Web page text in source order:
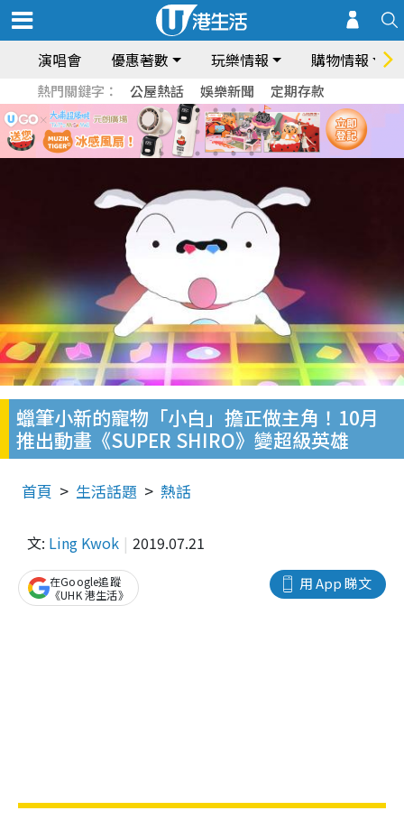
演唱會 優惠著數 玩樂情報 購物情報
熱門關鍵字： 公屋熱話 娛樂新聞 定期存款
蠟筆小新的寵物「小白」擔正做主角！10月
推出動畫《SUPER SHIRO》變超級英雄
首頁 生活話題 熱話
文: Ling Kwok 2019.07.21
用 App 睇文
在Google追蹤
《UHK 港生活》